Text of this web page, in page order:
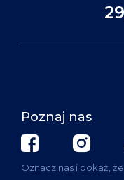
Poznaj nas
Oznacz nas i pokaż,